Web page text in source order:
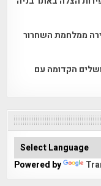
ממלחמת השחרור
הקדומה עם
Powered by